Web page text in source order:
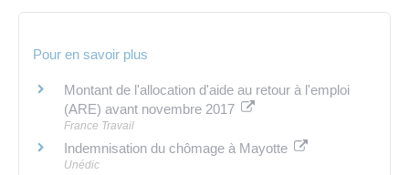
Pour en savoir plus
Montant de l'allocation d'aide au retour à l'emploi
(ARE) avant novembre 2017
France Travail
Indemnisation du chômage à Mayotte
Unédic